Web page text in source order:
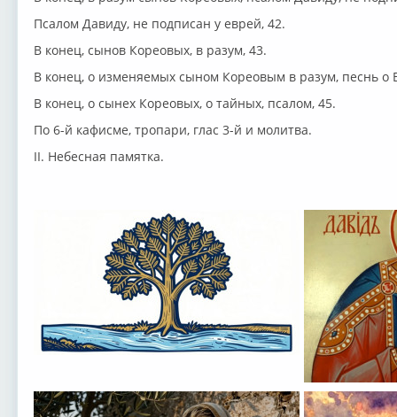
Псалом Давиду, не подписан у еврей, 42.
В конец, сынов Кореовых, в разум, 43.
В конец, о изменяемых сыном Кореовым в разум, песнь о
В конец, о сынех Кореовых, о тайных, псалом, 45.
По 6-й кафисме, тропари, глас 3-й и молитва.
II. Небесная памятка.